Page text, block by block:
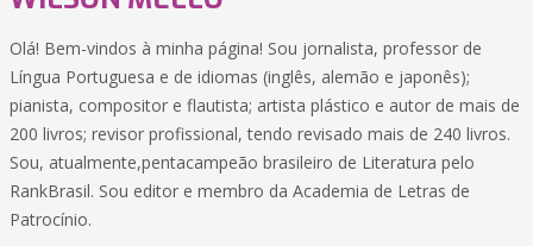
Olá! Bem-vindos à minha página! Sou jornalista, professor de
Língua Portuguesa e de idiomas (inglês, alemão e japonês);
pianista, compositor e flautista; artista plástico e autor de mais de
200 livros; revisor profissional, tendo revisado mais de 240 livros.
Sou, atualmente,pentacampeão brasileiro de Literatura pelo
RankBrasil. Sou editor e membro da Academia de Letras de
Patrocínio.